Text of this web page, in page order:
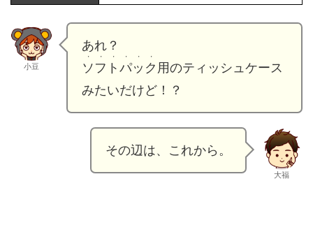
小豆
あれ？
ソフトパック
・・・・・・
用のティッシュケース
みたいだけど！？
その辺は、これから。
大福